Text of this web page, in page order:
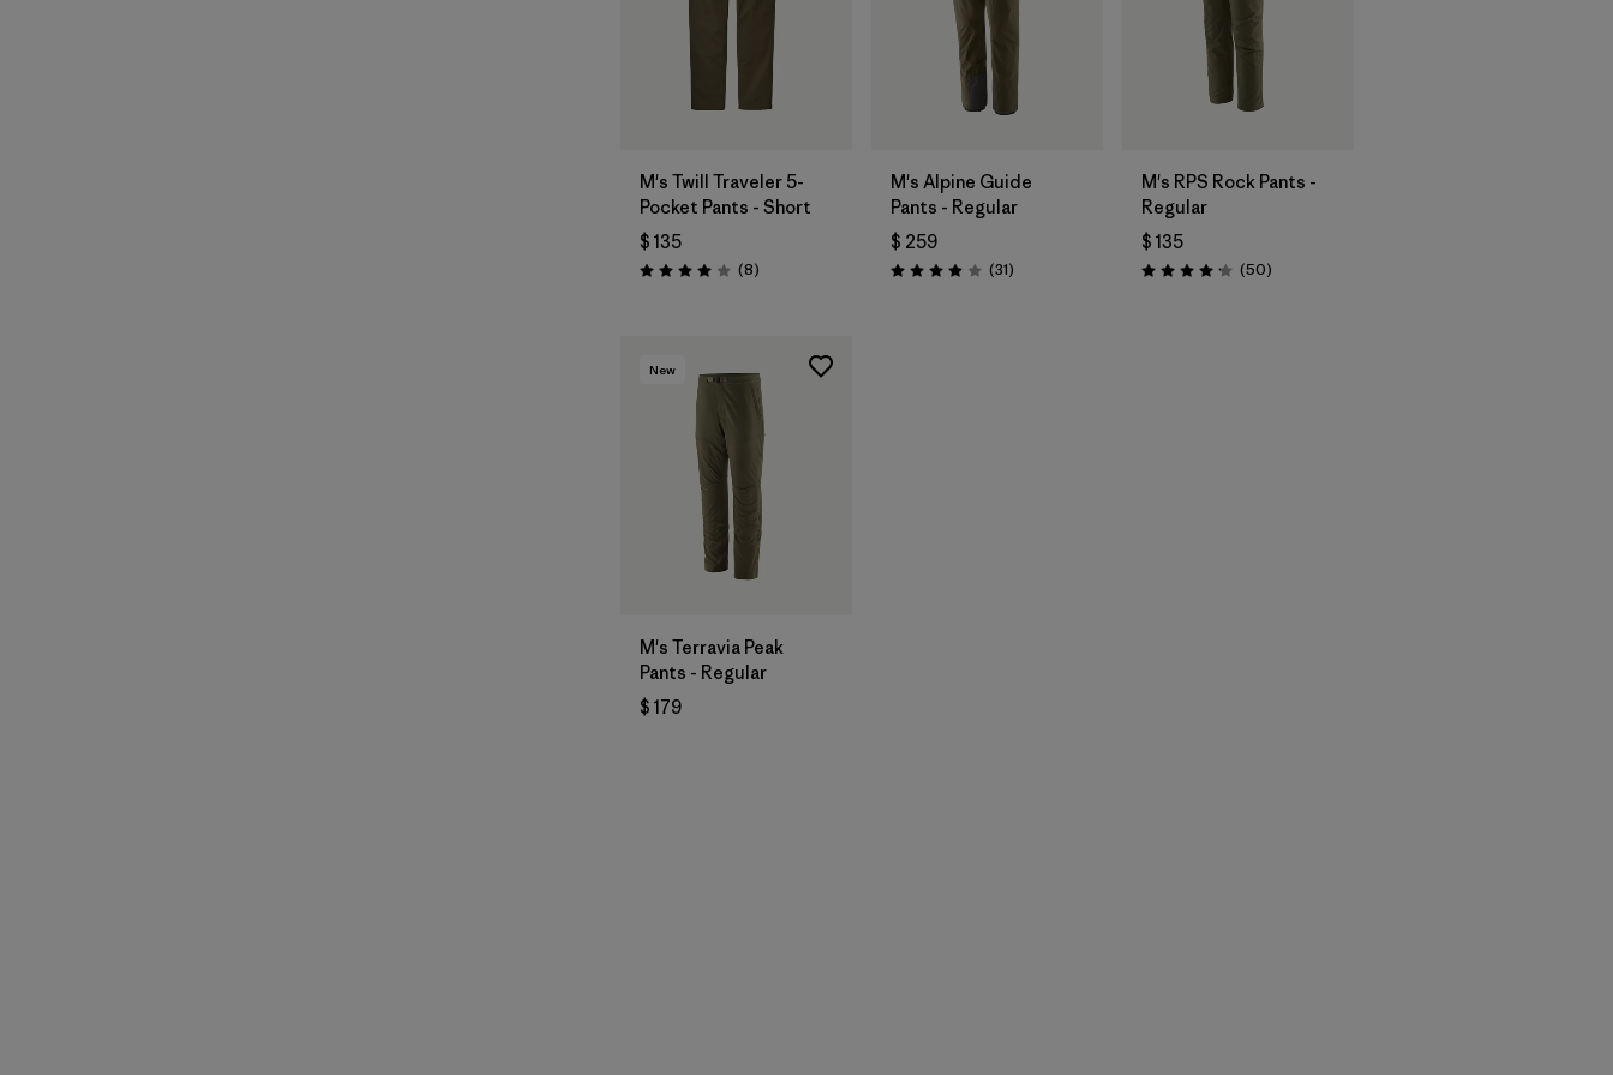
M's Twill Traveler 5-
Pocket Pants - Short
$ 135
Valoración: 4.0 / 5
(8Comentarios
)
M's Alpine Guide
Pants - Regular
$ 259
Valoración: 3.9 / 5
(31Comentarios
)
M's RPS Rock Pants -
Regular
$ 135
Valoración: 4.2 / 5
(50Comentarios
)
New
M's Terravia Peak
Pants - Regular
$ 179